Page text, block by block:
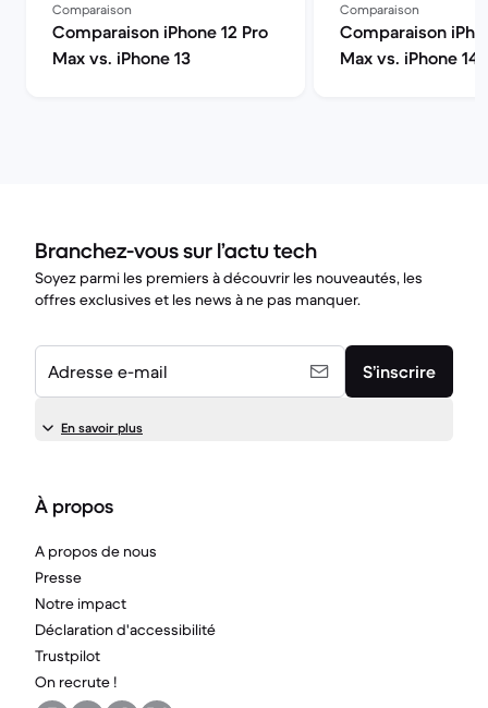
Comparaison
Comparaison iPhone 12 Pro
Max vs. iPhone 13
Comparaison
Comparaison
Max vs. iPhone 14
Branchez-vous sur l’actu tech
Soyez parmi les premiers à découvrir les nouveautés, les
offres exclusives et les news à ne pas manquer.
Adresse e-mail S’inscrire
En savoir plus
À propos
A propos de nous
Presse
Notre impact
Déclaration d'accessibilité
Trustpilot
On recrute !